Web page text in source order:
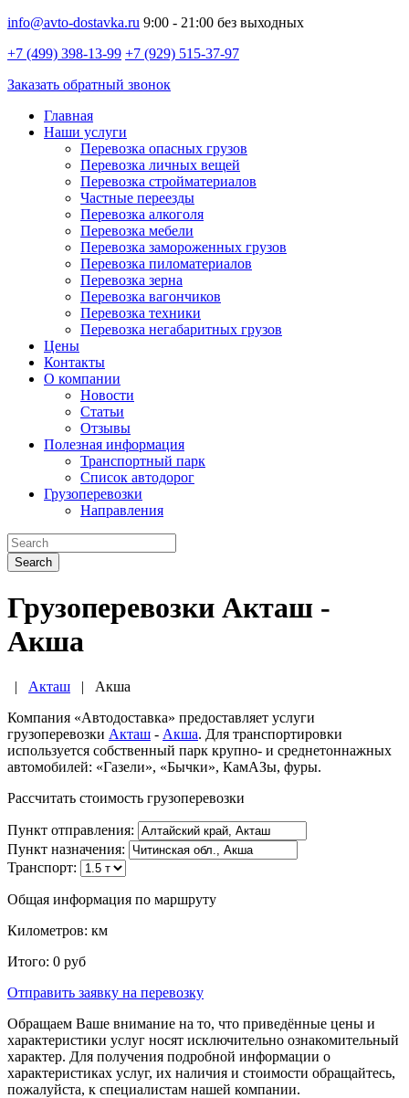
info@avto-dostavka.ru 9:00 - 21:00 без выходных
+7 (499) 398-13-99 +7 (929) 515-37-97
Заказать обратный звонок
Главная
Наши услуги
Перевозка опасных грузов
Перевозка личных вещей
Перевозка стройматериалов
Частные переезды
Перевозка алкоголя
Перевозка мебели
Перевозка замороженных грузов
Перевозка пиломатериалов
Перевозка зерна
Перевозка вагончиков
Перевозка техники
Перевозка негабаритных грузов
Цены
Контакты
О компании
Новости
Статьи
Отзывы
Полезная информация
Транспортный парк
Список автодорог
Грузоперевозки
Направления
Search
Грузоперевозки Акташ -
Акша
| Акташ | Акша
Компания «Автодоставка» предоставляет услуги
грузоперевозки Акташ - Акша. Для транспортировки
используется собственный парк крупно- и среднетоннажных
автомобилей: «Газели», «Бычки», КамАЗы, фуры.
Рассчитать стоимость грузоперевозки
Пункт отправления:
Пункт назначения:
Транспорт:
Общая информация по маршруту
Километров: км
Итого: 0 руб
Отправить заявку на перевозку
Обращаем Ваше внимание на то, что приведённые цены и
характеристики услуг носят исключительно ознакомительный
характер. Для получения подробной информации о
характеристиках услуг, их наличия и стоимости обращайтесь,
пожалуйста, к специалистам нашей компании.